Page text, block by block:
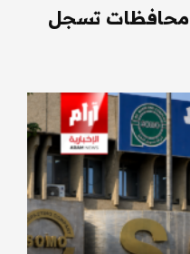
الأنواء الجوية: بغداد و3 محافظات تسجل